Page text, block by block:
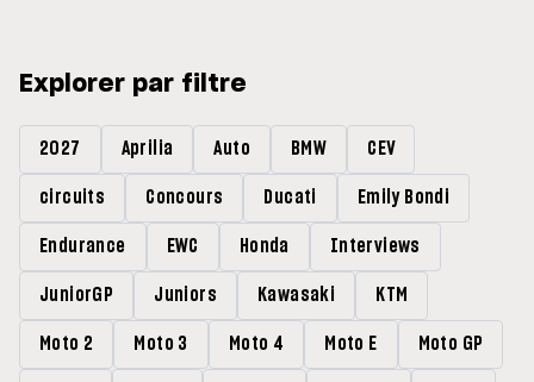
Explorer par filtre
2027 Aprilia Auto BMW CEV
circuits Concours Ducati Emily Bondi
Endurance EWC Honda Interviews
JuniorGP Juniors Kawasaki KTM
Moto 2 Moto 3 Moto 4 Moto E Moto GP